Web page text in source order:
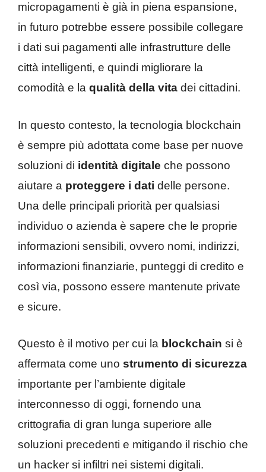
micropagamenti è già in piena espansione,
in futuro potrebbe essere possibile collegare
i dati sui pagamenti alle infrastrutture delle
città intelligenti, e quindi migliorare la
comodità e la qualità della vita dei cittadini.
In questo contesto, la tecnologia blockchain
è sempre più adottata come base per nuove
soluzioni di identità digitale che possono
aiutare a proteggere i dati delle persone.
Una delle principali priorità per qualsiasi
individuo o azienda è sapere che le proprie
informazioni sensibili, ovvero nomi, indirizzi,
informazioni finanziarie, punteggi di credito e
così via, possono essere mantenute private
e sicure.
Questo è il motivo per cui la blockchain si è
affermata come uno strumento di sicurezza
importante per l’ambiente digitale
interconnesso di oggi, fornendo una
crittografia di gran lunga superiore alle
soluzioni precedenti e mitigando il rischio che
un hacker si infiltri nei sistemi digitali.